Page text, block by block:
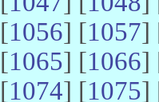
1056] [1057]
1065] [1066]
1074] [1075]